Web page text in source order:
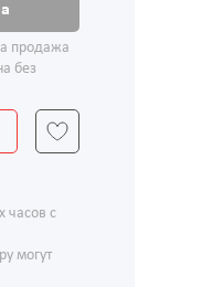
продажа
без
часов с
могут